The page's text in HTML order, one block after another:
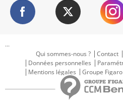
...
Qui sommes-nous ?
Contact
Données personnelles
Mentions légales
Groupe Figaro